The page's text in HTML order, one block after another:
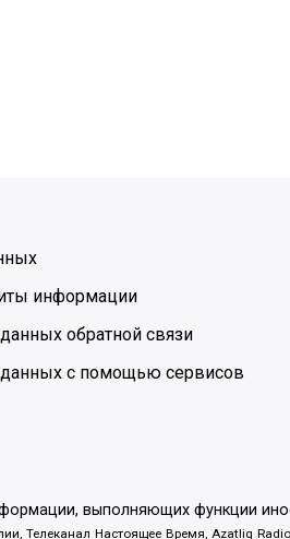
информации
обратной связи
данных с помощью сервисов
выполняющих функции
Телеканал Настоящее Время, Azatliq